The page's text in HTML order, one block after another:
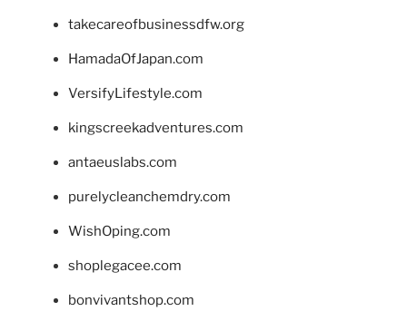
takecareofbusinessdfw.org
HamadaOfJapan.com
VersifyLifestyle.com
kingscreekadventures.com
antaeuslabs.com
purelycleanchemdry.com
WishOping.com
shoplegacee.com
bonvivantshop.com